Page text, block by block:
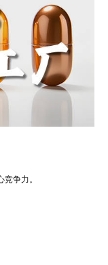
争力。